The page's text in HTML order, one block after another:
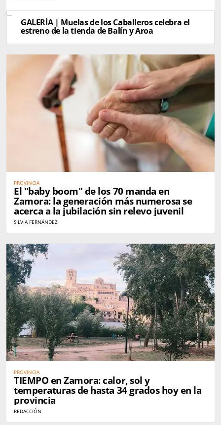
GALERÍA | Muelas de los Caballeros celebra el
estreno de la tienda de Balín y Aroa
PROVINCIA
El "baby boom" de los 70 manda en
Zamora: la generación más numerosa se
acerca a la jubilación sin relevo juvenil
SILVIA FERNÁNDEZ
PROVINCIA
TIEMPO en Zamora: calor, sol y
temperaturas de hasta 34 grados hoy en la
provincia
REDACCIÓN